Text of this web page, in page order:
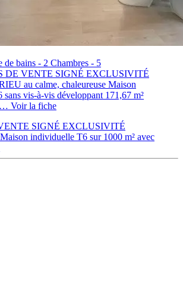
de bains - 2 Chambres - 5
DE VENTE SIGNÉ EXCLUSIVITÉ
au calme, chaleureuse Maison
vis-à-vis développant 171,67 m²
Voir la fiche
SIGNÉ EXCLUSIVITÉ
individuelle T6 sur 1000 m² avec